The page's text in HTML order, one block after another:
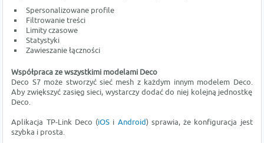
Spersonalizowane profile
Filtrowanie treści
Limity czasowe
Statystyki
Zawieszanie łączności
Współpraca ze wszystkimi modelami Deco
Deco S7 może stworzyć sieć mesh z każdym innym modelem Deco.
Aby zwiększyć zasięg sieci, wystarczy dodać do niej kolejną jednostkę
Deco.
Aplikacja TP-Link Deco (iOS i Android) sprawia, że konfiguracja jest
szybka i prosta.